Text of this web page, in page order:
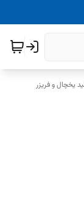
یخچال و فریزر